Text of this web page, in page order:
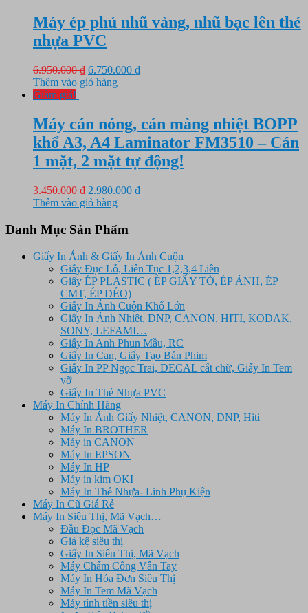
1.500.000 ₫.
Máy ép phủ nhũ vàng, nhũ bạc lên thẻ
nhựa PVC
6.950.000₫ Giá
gốc
6.750.000 ₫Giá
6.750.000 ₫.
Thêm vào giỏ hàng
Giảm giá!
Máy cán nóng, cán màng nhiệt BOPP
khổ A3, A4 Laminator FM3510 – Cán
1 mặt, 2 mặt tự động!
3.450.000₫ Giá
gốc
3.450.000 ₫.
2.980.000 ₫Giá
Thêm vào giỏ hàng
Danh Mục Sản Phẩm
Giấy In Ảnh & Giấy In Ảnh Cuộn
Giấy Đục Lỗ, Liên Tục 1,2,3,4 Liên
Giấy ÉP PLASTIC ( ÉP GIẤY TỜ, ÉP ẢNH, ÉP
CMT, ÉP DẺO)
Giấy In Ảnh Cuộn Khổ Lớn
Giấy In Ảnh Nhiêt, DNP, CANON, HITI, KODAK,
SONY, LEFAMI…
Giấy In Anh Phun Mầu, RC
Giấy In Can, Giấy Tạo Bản Phim
Giấy In PP Ngọc Trai, DECAL cắt chữ, Giấy In Tem
vỡ
Giấy In Thẻ Nhựa PVC
Máy In Chính Hãng
Máy In Ảnh Giấy Nhiệt, CANON, DNP, Hiti
Máy In BROTHER
Máy in CANON
Máy In EPSON
Máy In HP
Máy in kim OKI
Máy In Thẻ Nhựa- Linh Phụ Kiện
Máy In Cũ Giá Rẻ
Máy In Siêu Thị, Mã Vạch…
Đầu Đọc Mã Vạch
Giá kệ siêu thị
Giấy In Siêu Thị, Mã Vạch
Máy Chấm Công Vân Tay
Máy In Hóa Đơn Siêu Thị
Máy In Tem Mã Vạch
Máy tính tiền siêu thị